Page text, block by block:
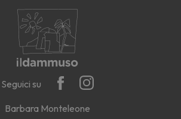
Seguici su
Barbara Monteleone